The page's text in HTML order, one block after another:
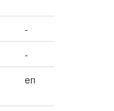
-
-
en